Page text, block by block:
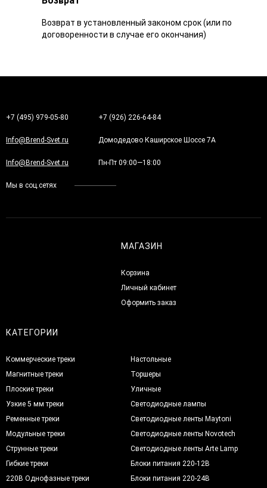
Возврат в установленный законом срок (или по
договоренности в случае его окончания)
+7 (495) 979-05-80 +7 (926) 226-64-84
Info@Brend-Svet.ru Домодедово Каширское Шоссе 7А
Info@Brend-Svet.ru Пн-Пт 09:00—18:00
Мы в соц.сетях
МАГАЗИН
Корзина
Личный кабинет
Оформить заказ
КАТЕГОРИИ
Коммерческие треки
Магнитные треки
Плоские треки
Узкие 5 мм треки
Ременные треки
Модульные треки
Струнные треки
Гибкие треки
220В Однофазные треки
Настольные
Торшеры
Уличные
Светодиодные лампы
Светодиодные ленты Maytoni
Светодиодные ленты Novotech
Светодиодные ленты Arte Lamp
Блоки питания 220-12В
Блоки питания 220-24В